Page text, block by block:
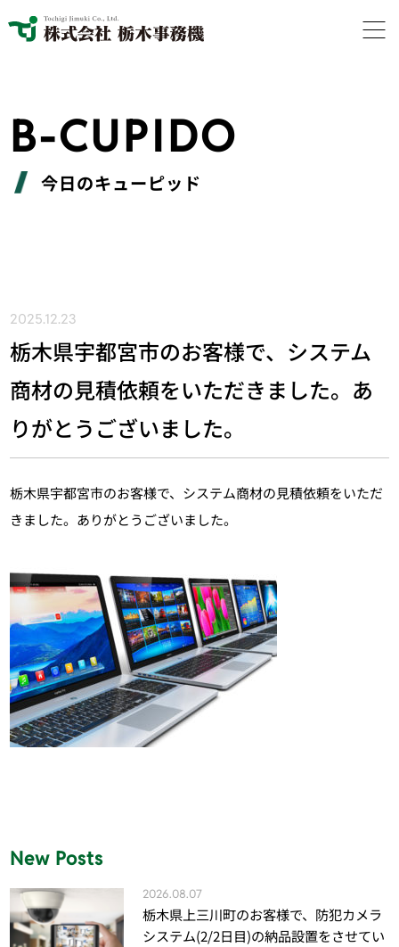
B-CUPIDO
今日のキューピッド
2025.12.23
栃木県宇都宮市のお客様で、システム
商材の見積依頼をいただきました。あ
りがとうございました。
栃木県宇都宮市のお客様で、システム商材の見積依頼をいただ
きました。ありがとうございました。
New Posts
2026.08.07
栃木県上三川町のお客様で、防犯カメラ
システム(2/2日目)の納品設置をさせてい